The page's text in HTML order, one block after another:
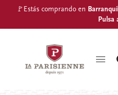
🚩Estás comprando en
Pulsa